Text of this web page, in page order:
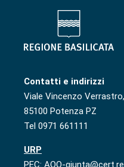
Contatti e indirizzi
Viale Vincenzo
85100 Potenza PZ
Tel 0971 661111
URP
PEC: AOO-